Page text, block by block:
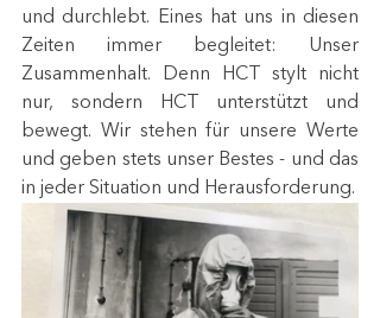
und durchlebt. Eines hat uns in diesen
Zeiten immer begleitet: Unser
Zusammenhalt. Denn HCT stylt nicht
nur, sondern HCT unterstützt und
bewegt. Wir stehen für unsere Werte
und geben stets unser Bestes - und das